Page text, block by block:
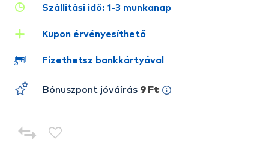
Szállítási idő: 1-3 munkanap
Kupon érvényesíthető
Fizethetsz bankkártyával
Bónuszpont jóváírás 9 Ft